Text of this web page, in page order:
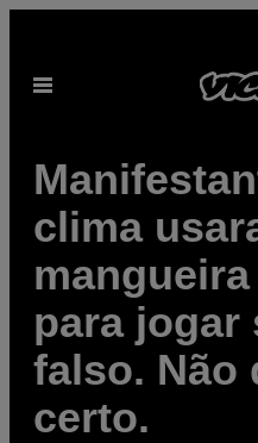
content
Open
clima
para jogar
falso. Não
certo.